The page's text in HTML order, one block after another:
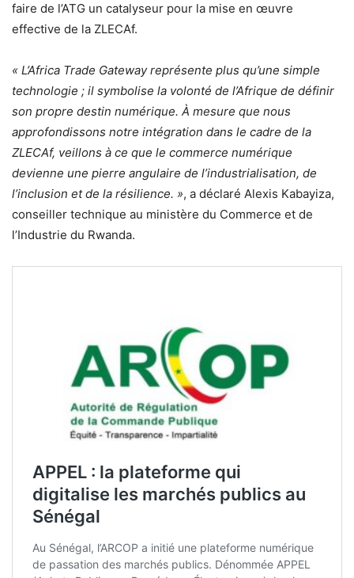
faire de l’ATG un catalyseur pour la mise en œuvre
effective de la ZLECAf.
« L’Africa Trade Gateway représente plus qu’une simple
technologie ; il symbolise la volonté de l’Afrique de définir
son propre destin numérique. À mesure que nous
approfondissons notre intégration dans le cadre de la
ZLECAf, veillons à ce que le commerce numérique
devienne une pierre angulaire de l’industrialisation, de
l’inclusion et de la résilience. », a déclaré Alexis Kabayiza,
conseiller technique au ministère du Commerce et de
l’Industrie du Rwanda.